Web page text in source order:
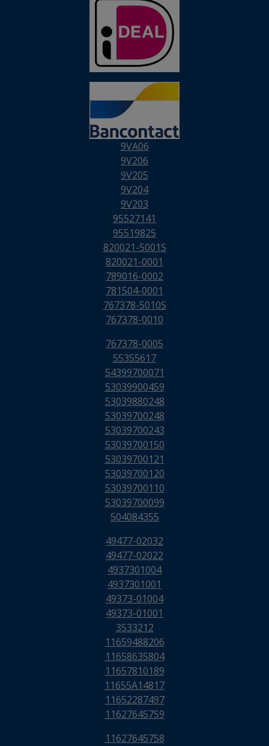
9VA06
9V206
9V205
9V204
9V203
95527141
95519825
820021-5001S
820021-0001
789016-0002
781504-0001
767378-5010S
767378-0010
767378-0005
55355617
54399700071
53039900459
53039880248
53039700248
53039700243
53039700150
53039700121
53039700120
53039700110
53039700099
504084355
49477-02032
49477-02022
4937301004
4937301001
49373-01004
49373-01001
3533212
11659488206
11658635804
11657810189
11655A14817
11652287497
11627645759
11627645758